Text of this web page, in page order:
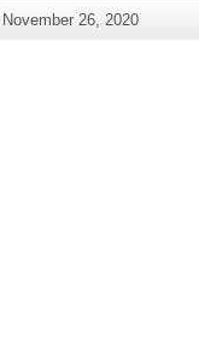
Letzte
November 26, 2020